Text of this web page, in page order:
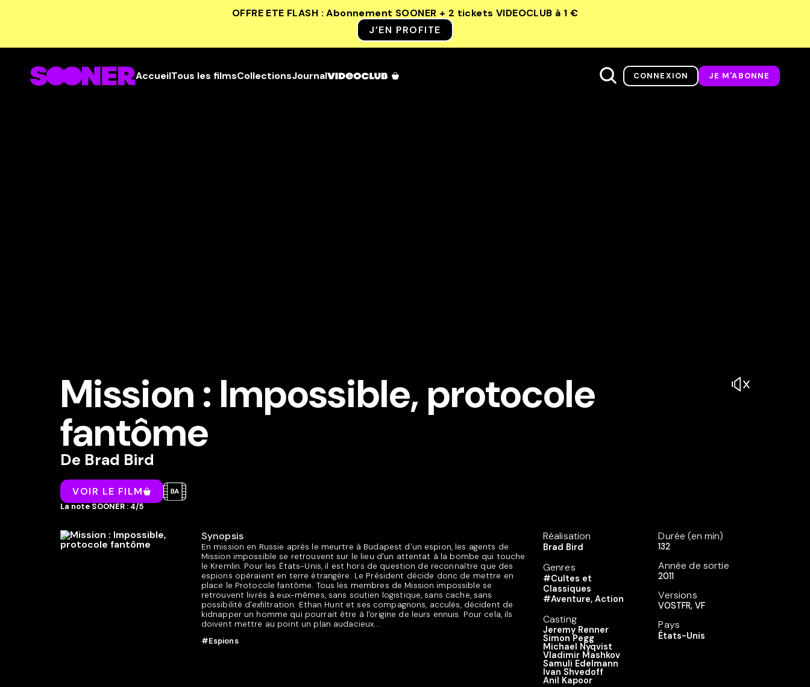
OFFRE ETE FLASH : Abonnement SOONER + 2 tickets VIDEOCLUB à 1 €
J’EN PROFITE
AccueilTous les filmsCollectionsJournal CONNEXION JE M'ABONNE
Mission : Impossible, protocole
fantôme
De Brad Bird
VOIR LE FILM
La note SOONER : 4/5
Synopsis
En mission en Russie après le meurtre à Budapest d'un espion, les agents de
Mission impossible se retrouvent sur le lieu d'un attentat à la bombe qui touche
le Kremlin. Pour les États-Unis, il est hors de question de reconnaître que des
espions opéraient en terre étrangère. Le Président décide donc de mettre en
place le Protocole fantôme. Tous les membres de Mission impossible se
retrouvent livrés à eux-mêmes, sans soutien logistique, sans cache, sans
possibilité d'exfiltration. Ethan Hunt et ses compagnons, acculés, décident de
kidnapper un homme qui pourrait être à l'origine de leurs ennuis. Pour cela, ils
doivent mettre au point un plan audacieux...
#Espions
Réalisation
Brad Bird
Genres
#Cultes et
Classiques
#Aventure, Action
Casting
Jeremy Renner
Simon Pegg
Michael Nyqvist
Vladimir Mashkov
Samuli Edelmann
Ivan Shvedoff
Anil Kapoor
Durée (en min)
132
Année de sortie
2011
Versions
VOSTFR, VF
Pays
États-Unis